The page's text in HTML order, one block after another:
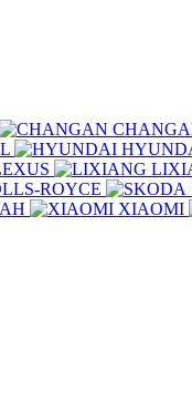
ROYCE
XIAOMI